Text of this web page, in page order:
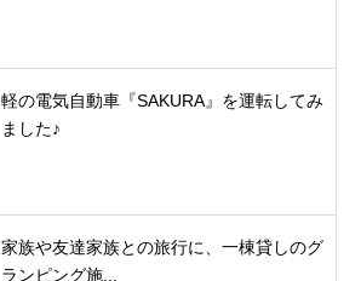
軽の電気自動車『SAKURA』を運転してみ
ました♪
家族や友達家族との旅行に、一棟貸しのグ
ランピング施...